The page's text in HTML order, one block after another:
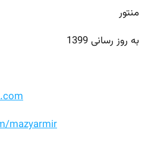
منتور
به روز رسانی 1399
mazyarmir